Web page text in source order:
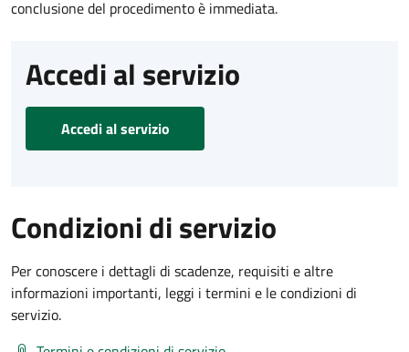
conclusione del procedimento è immediata.
Accedi al servizio
Accedi al servizio
Condizioni di servizio
Per conoscere i dettagli di scadenze, requisiti e altre
informazioni importanti, leggi i termini e le condizioni di
servizio.